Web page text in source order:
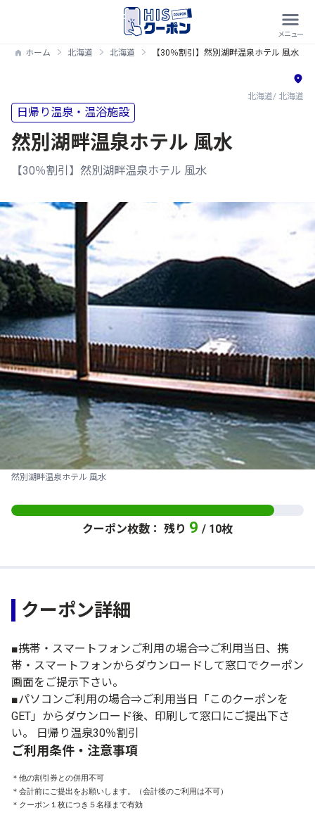
ホーム 北海道 北海道 【30％割引】然別湖畔温泉ホテル 風水
北海道/ 北海道
日帰り温泉・温浴施設
然別湖畔温泉ホテル 風水
【30％割引】然別湖畔温泉ホテル 風水
然別湖畔温泉ホテル 風水
クーポン枚数： 残り 9 / 10枚
クーポン詳細
■携帯・スマートフォンご利用の場合⇒ご利用当日、携
帯・スマートフォンからダウンロードして窓口でクーポン
画面をご提示下さい。
■パソコンご利用の場合⇒ご利用当日「このクーポンを
GET」からダウンロード後、印刷して窓口にご提出下さ
い。 日帰り温泉30％割引
ご利用条件・注意事項
＊他の割引券との併用不可
＊会計前にご提出をお願いします。（会計後のご利用は不可）
＊クーポン１枚につき５名様まで有効